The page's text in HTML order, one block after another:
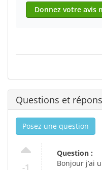
Donnez votre avis
Questions et
Posez une question
-1
Question :
Bonjour j’ai